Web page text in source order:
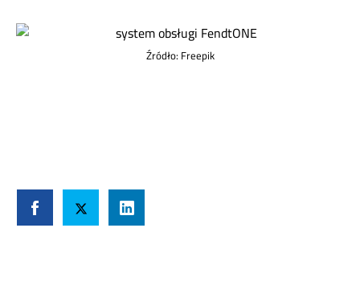
Źródło: Freepik